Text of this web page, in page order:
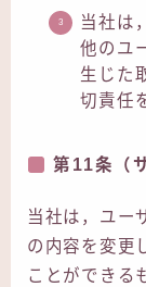
当社は
他のユ
生じた
切責任
第11条（
当社は，ユー
の内容を変更
ことができる